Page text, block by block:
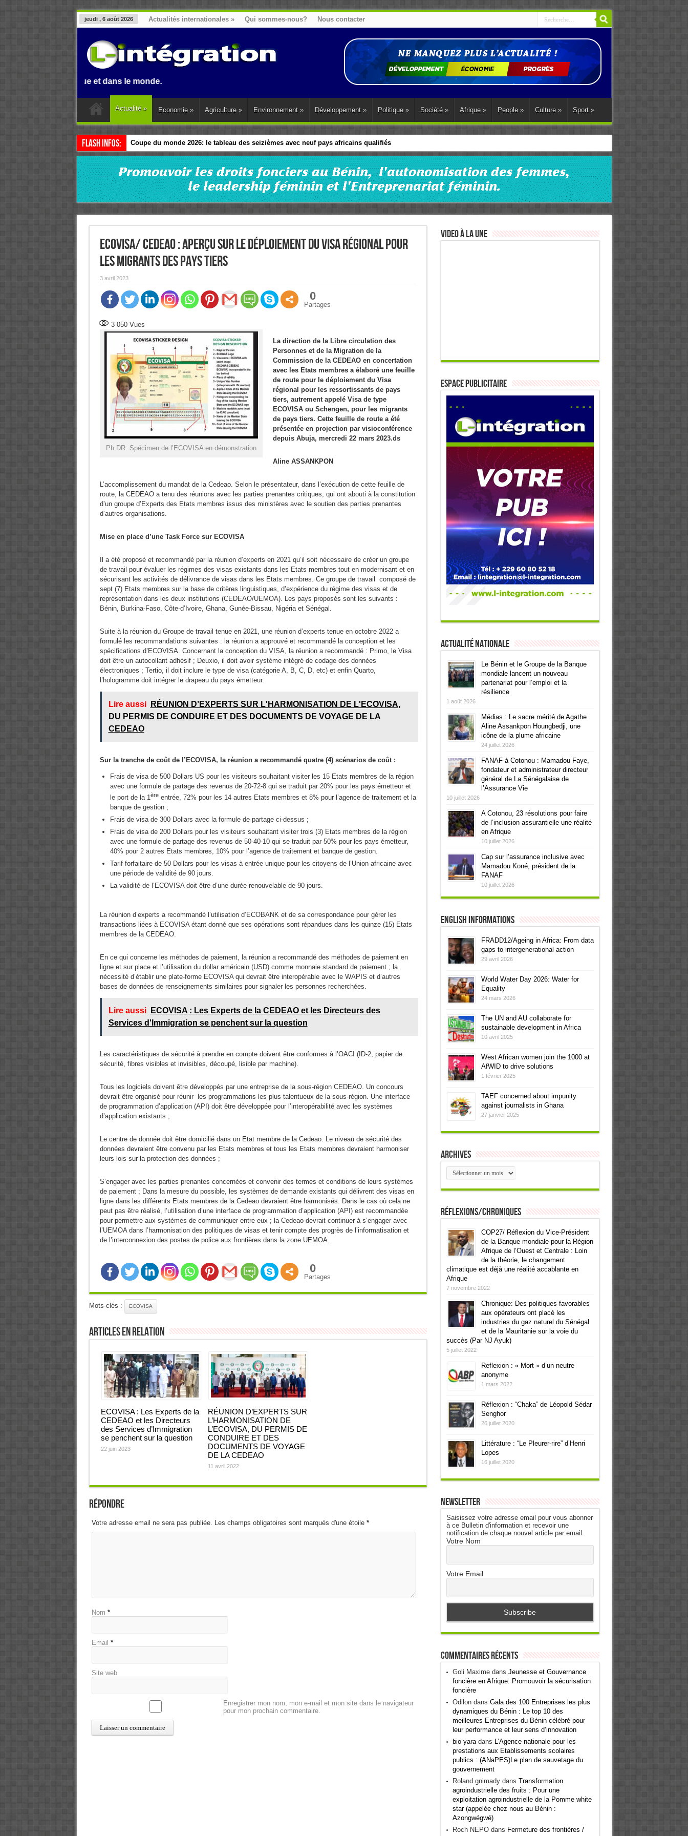
jeudi , 6 août 2026 Actualités internationales » Qui sommes-nous? Nous contacter
en Afrique et dans le monde.
Actualité » Economie » Agriculture » Environnement » Développement » Politique » Société » Afrique » People » Culture » Sport »
Flash Infos: Coupe du monde 2026: le tableau des seizièmes avec neuf pays africains qualifiés
Esclavage: à Accra, l’Afrique et sa diaspora tentent de parler d’une seule voix sur la question des réparations
ECOVISA/ CEDEAO : Aperçu sur le déploiement du Visa régional pour
les migrants des pays tiers
3 avril 2023
0
Partages
3 050Vues
Ph:DR: Spécimen de l’ECOVISA en démonstration
La direction de la Libre circulation des
Personnes et de la Migration de la
Commission de la CEDEAO en concertation
avec les Etats membres a élaboré une feuille
de route pour le déploiement du Visa
régional pour les ressortissants de pays
tiers, autrement appelé Visa de type
ECOVISA ou Schengen, pour les migrants
de pays tiers. Cette feuille de route a été
présentée en projection par visioconférence
depuis Abuja, mercredi 22 mars 2023.ds
Aline ASSANKPON
L’accomplissement du mandat de la Cedeao. Selon le présentateur, dans l’exécution de cette feuille de
route, la CEDEAO a tenu des réunions avec les parties prenantes critiques, qui ont abouti à la constitution
d’un groupe d’Experts des Etats membres issus des ministères avec le soutien des parties prenantes
d’autres organisations.
Mise en place d’une Task Force sur ECOVISA
Il a été proposé et recommandé par la réunion d’experts en 2021 qu’il soit nécessaire de créer un groupe
de travail pour évaluer les régimes des visas existants dans les Etats membres tout en modernisant et en
sécurisant les activités de délivrance de visas dans les Etats membres. Ce groupe de travail composé de
sept (7) Etats membres sur la base de critères linguistiques, d’expérience du régime des visas et de
représentation dans les deux institutions (CEDEAO/UEMOA). Les pays proposés sont les suivants :
Bénin, Burkina-Faso, Côte-d’Ivoire, Ghana, Gunée-Bissau, Nigéria et Sénégal.
Suite à la réunion du Groupe de travail tenue en 2021, une réunion d’experts tenue en octobre 2022 a
formulé les recommandations suivantes : la réunion a approuvé et recommandé la conception et les
spécifications d’ECOVISA. Concernant la conception du VISA, la réunion a recommandé : Primo, le Visa
doit être un autocollant adhésif ; Deuxio, il doit avoir système intégré de codage des données
électroniques ; Tertio, il doit inclure le type de visa (catégorie A, B, C, D, etc) et enfin Quarto,
l’hologramme doit intégrer le drapeau du pays émetteur.
Lire aussi
RÉUNION D’EXPERTS SUR L'HARMONISATION DE L'ECOVISA,
DU PERMIS DE CONDUIRE ET DES DOCUMENTS DE VOYAGE DE LA
CEDEAO
Sur la tranche de coût de l’ECOVISA, la réunion a recommandé quatre (4) scénarios de coût :
Frais de visa de 500 Dollars US pour les visiteurs souhaitant visiter les 15 Etats membres de la région
avec une formule de partage des revenus de 20-72-8 qui se traduit par 20% pour les pays émetteur et
le port de la 1èreentrée, 72% pour les 14 autres Etats membres et 8% pour l’agence de traitement et la
banque de gestion ;
Frais de visa de 300 Dollars avec la formule de partage ci-dessus ;
Frais de visa de 200 Dollars pour les visiteurs souhaitant visiter trois (3) Etats membres de la région
avec une formule de partage des revenus de 50-40-10 qui se traduit par 50% pour les pays émetteur,
40% pour 2 autres Etats membres, 10% pour l’agence de traitement et banque de gestion.
Tarif forfaitaire de 50 Dollars pour les visas à entrée unique pour les citoyens de l’Union africaine avec
une période de validité de 90 jours.
La validité de l’ECOVISA doit être d’une durée renouvelable de 90 jours.
La réunion d’experts a recommandé l’utilisation d’ECOBANK et de sa correspondance pour gérer les
transactions liées à ECOVISA étant donné que ses opérations sont répandues dans les quinze (15) Etats
membres de la CEDEAO.
En ce qui concerne les méthodes de paiement, la réunion a recommandé des méthodes de paiement en
ligne et sur place et l’utilisation du dollar américain (USD) comme monnaie standard de paiement ; la
nécessité d’établir une plate-forme ECOVISA qui devrait être interopérable avec le WAPIS et d’autres
bases de données de renseignements similaires pour signaler les personnes recherchées.
Lire aussi
ECOVISA : Les Experts de la CEDEAO et les Directeurs des
Services d'Immigration se penchent sur la question
Les caractéristiques de sécurité à prendre en compte doivent être conformes à l’OACI (ID-2, papier de
sécurité, fibres visibles et invisibles, découpé, lisible par machine).
Tous les logiciels doivent être développés par une entreprise de la sous-région CEDEAO. Un concours
devrait être organisé pour réunir les programmations les plus talentueux de la sous-région. Une interface
de programmation d’application (API) doit être développée pour l’interopérabilité avec les systèmes
d’application existants ;
Le centre de donnée doit être domicilié dans un Etat membre de la Cedeao. Le niveau de sécurité des
données devraient être convenu par les Etats membres et tous les Etats membres devraient harmoniser
leurs lois sur la protection des données ;
S’engager avec les parties prenantes concernées et convenir des termes et conditions de leurs systèmes
de paiement ; Dans la mesure du possible, les systèmes de demande existants qui délivrent des visas en
ligne dans les différents Etats membres de la Cedeao devraient être harmonisés. Dans le cas où cela ne
peut pas être réalisé, l’utilisation d’une interface de programmation d’application (API) est recommandée
pour permettre aux systèmes de communiquer entre eux ; la Cedeao devrait continuer à s’engager avec
l’UEMOA dans l’harmonisation des politiques de visas et tenir compte des progrès de l’informatisation et
de l’interconnexion des postes de police aux frontières dans la zone UEMOA.
0
Partages
Mots-clés : ECOVISA
Articles en relation
ECOVISA : Les Experts de la
CEDEAO et les Directeurs
des Services d’Immigration
se penchent sur la question
22 juin 2023
RÉUNION D’EXPERTS SUR
L’HARMONISATION DE
L’ECOVISA, DU PERMIS DE
CONDUIRE ET DES
DOCUMENTS DE VOYAGE
DE LA CEDEAO
11 avril 2022
Répondre
Votre adresse email ne sera pas publiée. Les champs obligatoires sont marqués d'une étoile *
Nom *
Email *
Site web
Enregistrer mon nom, mon e-mail et mon site dans le navigateur
pour mon prochain commentaire.
Video à la Une
ESPACE PUBLICITAIRE
Actualité Nationale
Le Bénin et le Groupe de la Banque
mondiale lancent un nouveau
partenariat pour l’emploi et la
résilience
1 août 2026
Médias : Le sacre mérité de Agathe
Aline Assankpon Houngbedji, une
icône de la plume africaine
24 juillet 2026
FANAF à Cotonou : Mamadou Faye,
fondateur et administrateur directeur
général de La Sénégalaise de
l’Assurance Vie
10 juillet 2026
A Cotonou, 23 résolutions pour faire
de l’inclusion assurantielle une réalité
en Afrique
10 juillet 2026
Cap sur l’assurance inclusive avec
Mamadou Koné, président de la
FANAF
10 juillet 2026
English informations
FRADD12/Ageing in Africa: From data
gaps to intergenerational action
29 avril 2026
World Water Day 2026: Water for
Equality
24 mars 2026
The UN and AU collaborate for
sustainable development in Africa
10 avril 2025
West African women join the 1000 at
AfWID to drive solutions
1 février 2025
TAEF concerned about impunity
against journalists in Ghana
27 janvier 2025
Archives
Archives
Réflexions/Chroniques
COP27/ Réflexion du Vice-Président
de la Banque mondiale pour la Région
Afrique de l’Ouest et Centrale : Loin
de la théorie, le changement
climatique est déjà une réalité accablante en
Afrique
7 novembre 2022
Chronique: Des politiques favorables
aux opérateurs ont placé les
industries du gaz naturel du Sénégal
et de la Mauritanie sur la voie du
succès (Par NJ Ayuk)
5 juillet 2022
Reflexion : « Mort » d’un neutre
anonyme
1 mars 2022
Réflexion : “Chaka” de Léopold Sédar
Senghor
26 juillet 2020
Littérature : “Le Pleurer-rire” d’Henri
Lopes
16 juillet 2020
Newsletter
Saisissez votre adresse email pour vous abonner
à ce Bulletin d'information et recevoir une
notification de chaque nouvel article par email.
Votre Nom
Votre Email
Commentaires récents
Goli Maximedans Jeunesse et Gouvernance
foncière en Afrique: Promouvoir la sécurisation
foncière
Odilondans Gala des 100 Entreprises les plus
dynamiques du Bénin : Le top 10 des
meilleures Entreprises du Bénin célébré pour
leur performance et leur sens d’innovation
bio yaradans L’Agence nationale pour les
prestations aux Etablissements scolaires
publics : (ANaPES)Le plan de sauvetage du
gouvernement
Roland gnimadydans Transformation
agroindustrielle des fruits : Pour une
exploitation agroindustrielle de la Pomme white
star (appelée chez nous au Bénin :
Azongwégwé)
Roch NEPOdans Fermeture des frontières /